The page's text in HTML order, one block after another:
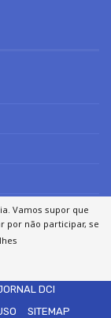
DCI
SITEMAP
Vamos supor que
por não participar, se